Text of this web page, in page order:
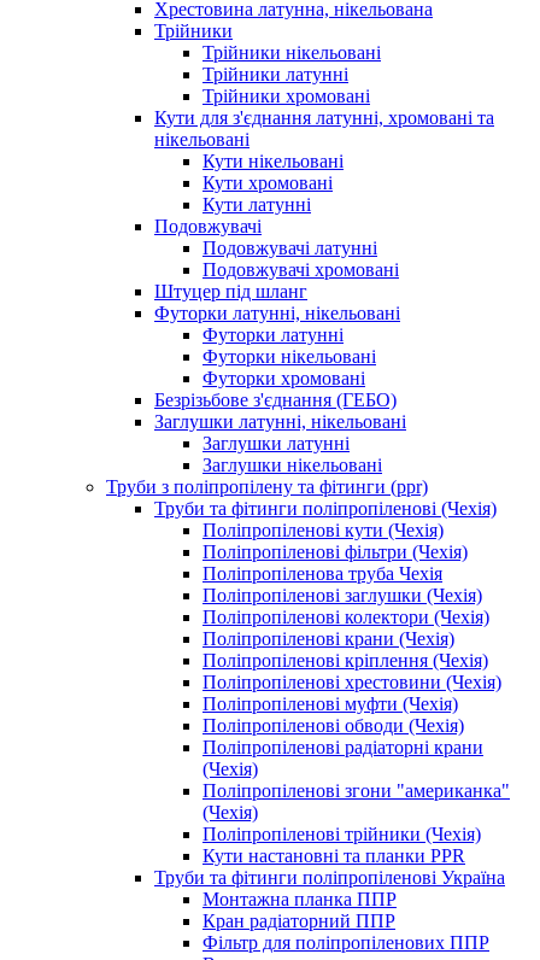
Хрестовина латунна, нікельована
Трійники
Трійники нікельовані
Трійники латунні
Трійники хромовані
Кути для з'єднання латунні, хромовані та
нікельовані
Кути нікельовані
Кути хромовані
Кути латунні
Подовжувачі
Подовжувачі латунні
Подовжувачі хромовані
Штуцер під шланг
Футорки латунні, нікельовані
Футорки латунні
Футорки нікельовані
Футорки хромовані
Безрізьбове з'єднання (ГЕБО)
Заглушки латунні, нікельовані
Заглушки латунні
Заглушки нікельовані
Труби з поліпропілену та фітинги (ppr)
Труби та фітинги поліпропіленові (Чехія)
Поліпропіленові кути (Чехія)
Поліпропіленові фільтри (Чехія)
Поліпропіленова труба Чехія
Поліпропіленові заглушки (Чехія)
Поліпропіленові колектори (Чехія)
Поліпропіленові крани (Чехія)
Поліпропіленові кріплення (Чехія)
Поліпропіленові хрестовини (Чехія)
Поліпропіленові муфти (Чехія)
Поліпропіленові обводи (Чехія)
Поліпропіленові радіаторні крани
(Чехія)
Поліпропіленові згони "американка"
(Чехія)
Поліпропіленові трійники (Чехія)
Кути настановні та планки PPR
Труби та фітинги поліпропіленові Україна
Монтажна планка ППР
Кран радіаторний ППР
Фільтр для поліпропіленових ППР